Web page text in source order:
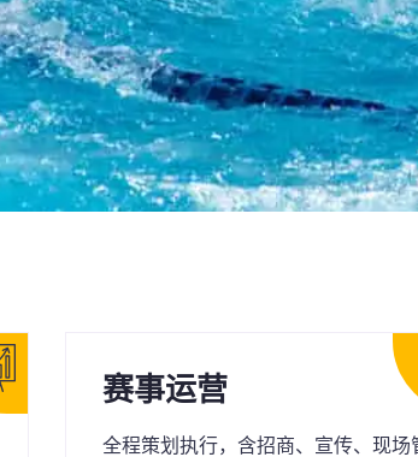
赛事运营
全程策划执行，含招商、宣传、现场